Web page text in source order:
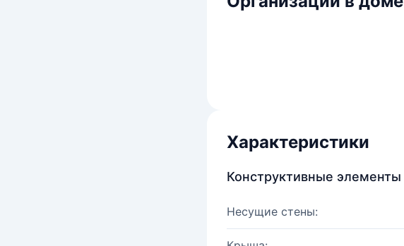
Характеристики
Конструктивные элементы
Несущие стены: